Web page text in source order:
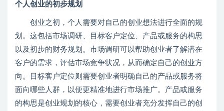
个人创业的初步规划
创业之初，个人需要对自己的创业想法进行全面的规
划。这包括市场调研、目标客户定位、产品或服务的构思
以及初步的财务规划。市场调研可以帮助创业者了解潜在
客户的需求，评估市场竞争状况，从而确定自己的创业方
向。目标客户定位则需要创业者明确自己的产品或服务将
面向哪些人群，以便更精准地进行市场推广。产品或服务
的构思是创业规划的核心，需要创业者充分发挥自己的创